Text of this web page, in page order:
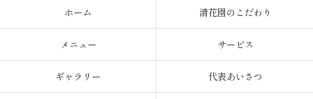
ホーム 清花園のこだわり
メニュー サービス
ギャラリー 代表あいさつ